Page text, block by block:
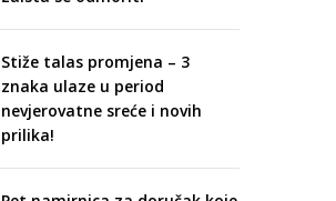
Stiže talas promjena – 3
znaka ulaze u period
nevjerovatne sreće i novih
prilika!